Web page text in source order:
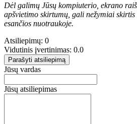
Dėl galimų Jūsų kompiuterio, ekrano
apšvietimo skirtumų, gali nežymiai
esančios nuotraukoje.
Atsiliepimų: 0
Vidutinis įvertinimas: 0.0
Parašyti atsiliepimą
Jūsų vardas
Jūsų atsiliepimas